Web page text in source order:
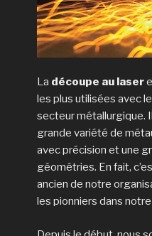
La découpe au laser
les plus utilisées avec
secteur métallurgique.
grande variété de
avec précision et une
géométries. En fait,
ancien de notre
les pionniers dans